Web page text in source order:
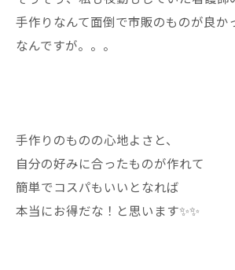
手作りなんて面倒で市販のものが良か
なんですが。。。
手作りのものの心地よさと、
自分の好みに合ったものが作れて
簡単でコスパもいいとなれば
本当にお得だな！と思います✨✨